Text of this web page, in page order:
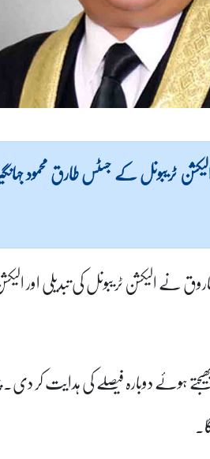
ٹریبونل کے جسٹس طارق محمود
نے الیکشن ٹریبونل کی تبدیلی اور
ہوئے دوبارہ فیصلے کی ہدایت کر